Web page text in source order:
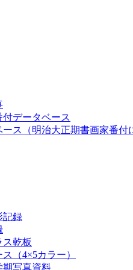
データベース
ス（明治大正期書画家番付
記録
ス乾板
（4×5カラー）
期写真資料